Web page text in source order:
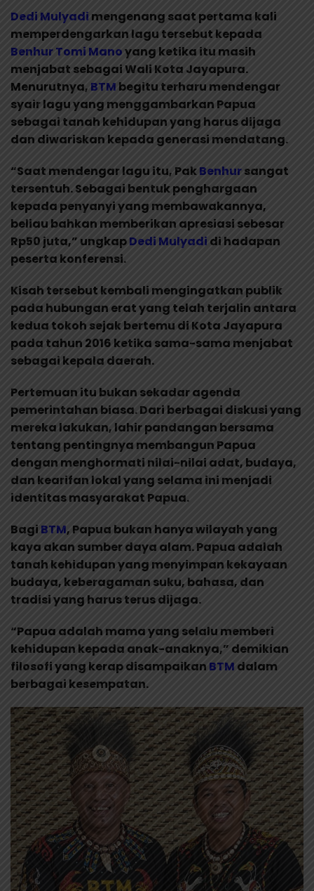
Dedi Mulyadi mengenang saat pertama kali
memperdengarkan lagu tersebut kepada
Benhur Tomi Manoyang ketika itu masih
menjabat sebagai Wali Kota Jayapura.
Menurutnya, BTM begitu terharu mendengar
syair lagu yang menggambarkan Papua
sebagai tanah kehidupan yang harus dijaga
dan diwariskan kepada generasi mendatang.
“Saat mendengar lagu itu, PakBenhursangat
tersentuh. Sebagai bentuk penghargaan
kepada penyanyi yang membawakannya,
beliau bahkan memberikan apresiasi sebesar
Rp50 juta,” ungkapDedi Mulyadi di hadapan
peserta konferensi.
Kisah tersebut kembali mengingatkan publik
pada hubungan erat yang telah terjalin antara
kedua tokoh sejak bertemu di Kota Jayapura
pada tahun 2016 ketika sama-sama menjabat
sebagai kepala daerah.
Pertemuan itu bukan sekadar agenda
pemerintahan biasa. Dari berbagai diskusi yang
mereka lakukan, lahir pandangan bersama
tentang pentingnya membangun Papua
dengan menghormati nilai-nilai adat, budaya,
dan kearifan lokal yang selama ini menjadi
identitas masyarakat Papua.
Bagi BTM, Papua bukan hanya wilayah yang
kaya akan sumber daya alam. Papua adalah
tanah kehidupan yang menyimpan kekayaan
budaya, keberagaman suku, bahasa, dan
tradisi yang harus terus dijaga.
“Papua adalah mama yang selalu memberi
kehidupan kepada anak-anaknya,” demikian
filosofi yang kerap disampaikan BTM dalam
berbagai kesempatan.